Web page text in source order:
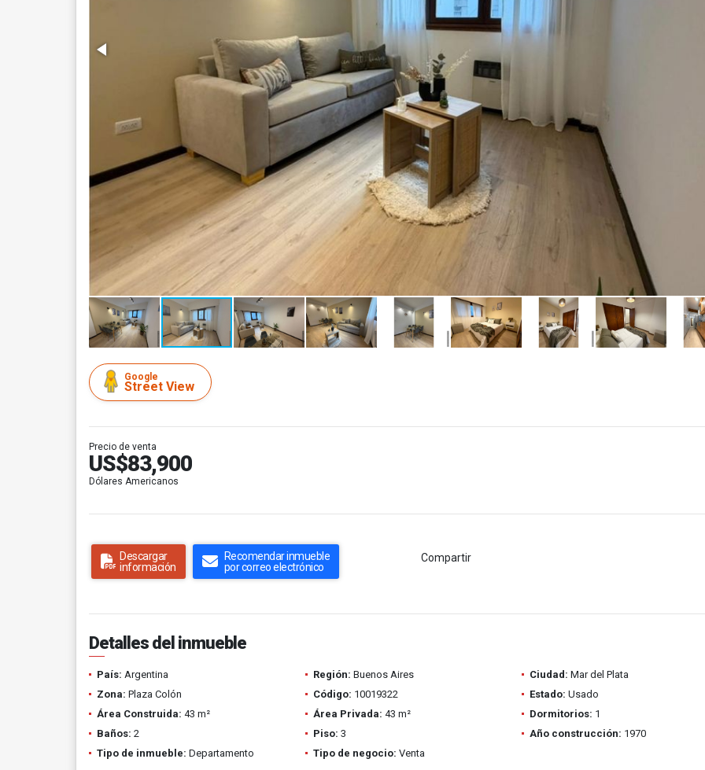
Google
Street View
Precio de venta
US$83,900
Dólares Americanos
Descargar
información
Recomendar inmueble
por correo electrónico
Compartir
Detalles del inmueble
País: Argentina Región: Buenos Aires Ciudad: Mar del Plata
Zona: Plaza Colón Código: 10019322 Estado: Usado
Área Construida: 43 m² Área Privada: 43 m² Dormitorios: 1
Baños: 2 Piso: 3 Año construcción: 1970
Tipo de inmueble: Departamento Tipo de negocio: Venta